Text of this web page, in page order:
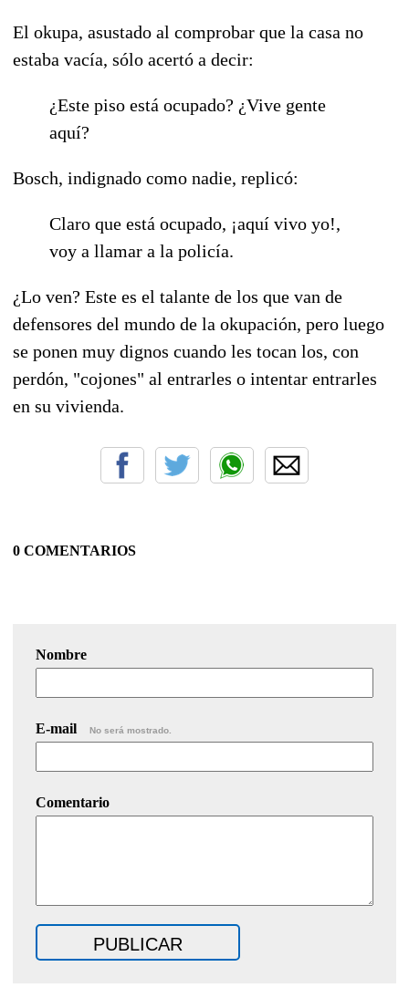
El okupa, asustado al comprobar que la casa no
estaba vacía, sólo acertó a decir:
¿Este piso está ocupado? ¿Vive gente
aquí?
Bosch, indignado como nadie, replicó:
Claro que está ocupado, ¡aquí vivo yo!,
voy a llamar a la policía.
¿Lo ven? Este es el talante de los que van de
defensores del mundo de la okupación, pero luego
se ponen muy dignos cuando les tocan los, con
perdón, "cojones" al entrarles o intentar entrarles
en su vivienda.
0 COMENTARIOS
Nombre
E-mail No será mostrado.
Comentario